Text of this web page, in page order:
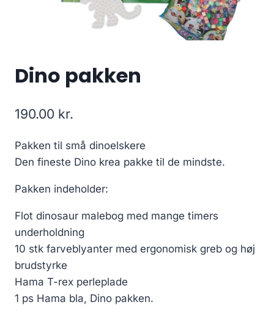
Dino pakken
190.00 kr.
Pakken til små dinoelskere
Den fineste Dino krea pakke til de mindste.
Pakken indeholder:
Flot dinosaur malebog med mange timers
underholdning
10 stk farveblyanter med ergonomisk greb og høj
brudstyrke
Hama T-rex perleplade
1 ps Hama bla, Dino pakken.